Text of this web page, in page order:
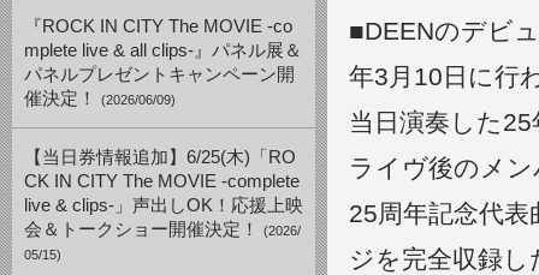
『ROCK IN CITY The MOVIE -co
mplete live & all clips-』パネル展＆
パネルプレゼントキャンペーン開
催決定！
(2026/06/09)
【当日券情報追加】6/25(木)「RO
CK IN CITY The MOVIE -complete
live & clips-」声出しOK！応援上映
会＆トークショー開催決定！
(2026/
05/15)
■DEENのデビ
年3月10日に行
当日演奏した
ライヴ後のメ
25周年記念代
ジを完全収録